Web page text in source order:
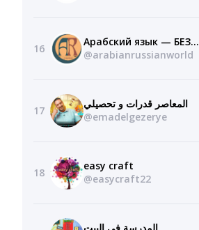
16
Арабский язык — БЕЗ ГРАНИЦ!
@arabianrussianworld
17
المعاصر قدرات و تحصيلي
@emadelgezerye
18
easy craft
@easycraft22